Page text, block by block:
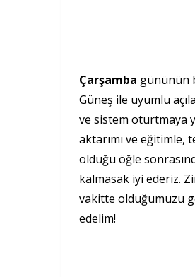
Çarşamba gününün
Güneş ile uyumlu
ve sistem oturtmaya
aktarımı ve
olduğu öğle
kalmasak iyi ederiz.
vakitte olduğumuzu
edelim!